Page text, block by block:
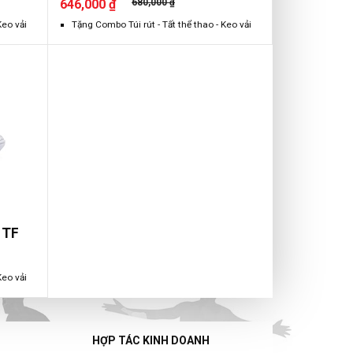
vải
646,000 ₫
Tặng Combo Túi rút - Tất thể thao - Keo vải
vải
HỢP TÁC KINH DOANH